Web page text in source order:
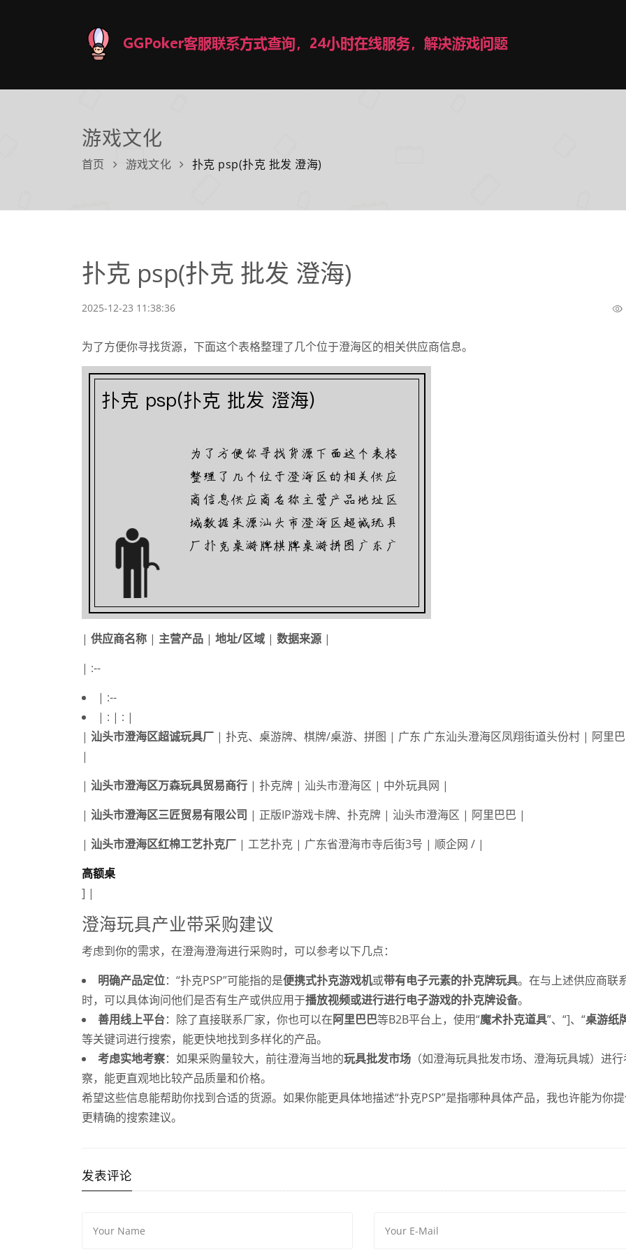
游戏文化
首页 游戏文化 扑克 psp(扑克 批发 澄海)
扑克 psp(扑克 批发 澄海)
2025-12-23 11:38:36
为了方便你寻找货源，下面这个表格整理了几个位于澄海区的相关供应商信息。
| 供应商名称 | 主营产品 | 地址/区域 | 数据来源 |
| :--
| :--
| : | : |
| 汕头市澄海区超诚玩具厂 | 扑克、桌游牌、棋牌/桌游、拼图 | 广东 广东汕头澄海区凤翔街道头份村 | 阿里
|
| 汕头市澄海区万森玩具贸易商行 | 扑克牌 | 汕头市澄海区 | 中外玩具网 |
| 汕头市澄海区三匠贸易有限公司 | 正版IP游戏卡牌、扑克牌 | 汕头市澄海区 | 阿里巴巴 |
| 汕头市澄海区红棉工艺扑克厂 | 工艺扑克 | 广东省澄海市寺后街3号 | 顺企网 / |
高额桌
] |
澄海玩具产业带采购建议
考虑到你的需求，在澄海澄海进行采购时，可以参考以下几点：
明确产品定位：“扑克PSP”可能指的是便携式扑克游戏机或带有电子元素的扑克牌玩具。在与上述供应商联
时，可以具体询问他们是否有生产或供应用于播放视频或进行进行电子游戏的扑克牌设备。
善用线上平台：除了直接联系厂家，你也可以在阿里巴巴等B2B平台上，使用“魔术扑克道具”、“]、“桌游纸
等关键词进行搜索，能更快地找到多样化的产品。
考虑实地考察：如果采购量较大，前往澄海当地的玩具批发市场 （如澄海玩具批发市场、澄海玩具城）进
察，能更直观地比较产品质量和价格。
希望这些信息能帮助你找到合适的货源。如果你能更具体地描述“扑克PSP”是指哪种具体产品，我也许能为你
更精确的搜索建议。
发表评论